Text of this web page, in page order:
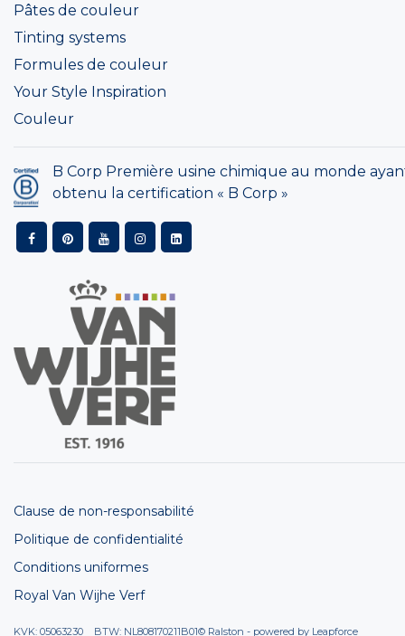
Pâtes de couleur
Tinting systems
Formules de couleur
Your Style Inspiration
Couleur
B Corp Première usine chimique au monde
obtenu la certification « B Corp »
Clause de non-responsabilité
Politique de confidentialité
Conditions uniformes
Royal Van Wijhe Verf
KVK: 05063230 BTW: NL808170211B01© Ralston - powered by Leapforce